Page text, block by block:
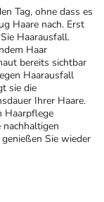
Tag, ohne dass es
Haare nach. Erst
Haarausfall.
Haar
bereits sichtbar
Haarausfall
sie die
Ihrer Haare.
Haarpflege
Sie wieder